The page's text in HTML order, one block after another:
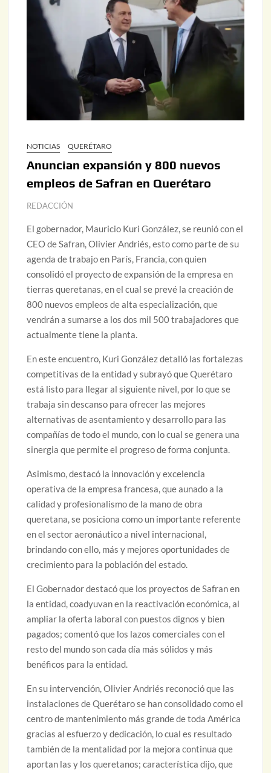
NOTICIAS QUERÉTARO
Anuncian expansión y 800 nuevos
empleos de Safran en Querétaro
REDACCIÓN
El gobernador, Mauricio Kuri González, se reunió con el
CEO de Safran, Olivier Andriés, esto como parte de su
agenda de trabajo en París, Francia, con quien
consolidó el proyecto de expansión de la empresa en
tierras queretanas, en el cual se prevé la creación de
800 nuevos empleos de alta especialización, que
vendrán a sumarse a los dos mil 500 trabajadores que
actualmente tiene la planta.
En este encuentro, Kuri González detalló las fortalezas
competitivas de la entidad y subrayó que Querétaro
está listo para llegar al siguiente nivel, por lo que se
trabaja sin descanso para ofrecer las mejores
alternativas de asentamiento y desarrollo para las
compañías de todo el mundo, con lo cual se genera una
sinergia que permite el progreso de forma conjunta.
Asimismo, destacó la innovación y excelencia
operativa de la empresa francesa, que aunado a la
calidad y profesionalismo de la mano de obra
queretana, se posiciona como un importante referente
en el sector aeronáutico a nivel internacional,
brindando con ello, más y mejores oportunidades de
crecimiento para la población del estado.
El Gobernador destacó que los proyectos de Safran en
la entidad, coadyuvan en la reactivación económica, al
ampliar la oferta laboral con puestos dignos y bien
pagados; comentó que los lazos comerciales con el
resto del mundo son cada día más sólidos y más
benéficos para la entidad.
En su intervención, Olivier Andriés reconoció que las
instalaciones de Querétaro se han consolidado como el
centro de mantenimiento más grande de toda América
gracias al esfuerzo y dedicación, lo cual es resultado
también de la mentalidad por la mejora continua que
aportan las y los queretanos; característica dijo, que